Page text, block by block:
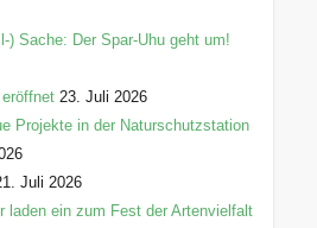
) Sache: Der Spar-Uhu geht um!
23. Juli 2026
Projekte in der Naturschutzstation
Juli 2026
laden ein zum Fest der Artenvielfalt